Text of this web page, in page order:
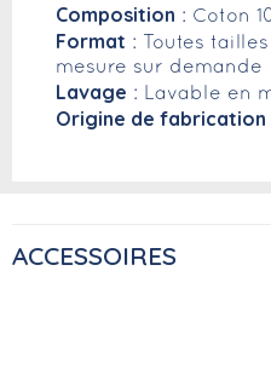
Composition : Coton
Format : Toutes
mesure sur demande
Lavage : Lavable en
Origine de fabrication
ACCESSOIRES